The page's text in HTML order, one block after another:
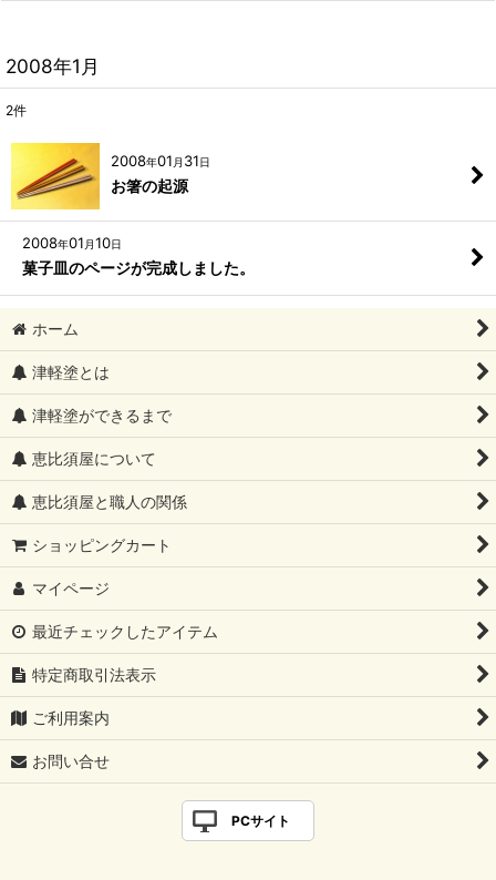
2008年1月
2件
2008年01 月 31日
お箸の起源
2008年01 月10日
菓子皿のページが完成しました。
ホーム
津軽塗とは
津軽塗ができるまで
恵比須屋について
恵比須屋と職人の関係
ショッピングカート
マイページ
最近チェックしたアイテム
特定商取引法表示
ご利用案内
お問い合せ
PCサイト